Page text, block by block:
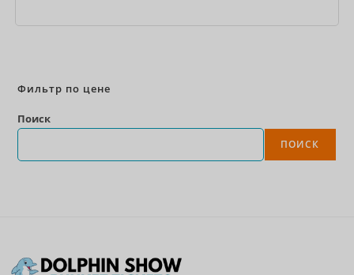
Фильтр по цене
Поиск
ПОИСК